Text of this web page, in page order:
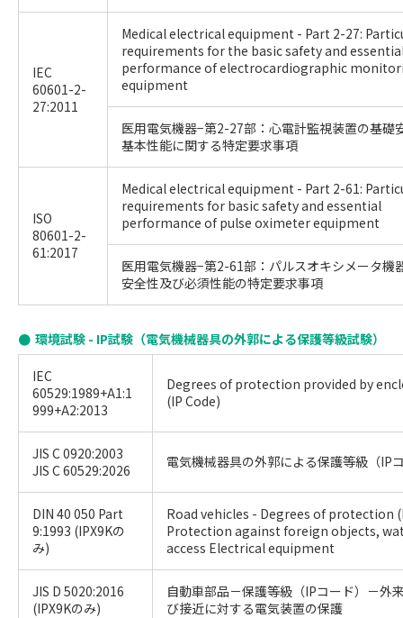
IEC
60601-2-
27:2011
Medical electrical equipment - Part 2-27:
requirements for the basic safety and
performance of electrocardiographic
equipment
医用電気機器−第2-27部：心電計監視装置の基礎
基本性能に関する特定要求事項
ISO
80601-2-
61:2017
Medical electrical equipment - Part 2-61:
requirements for basic safety and essential
performance of pulse oximeter equipment
医用電気機器−第2-61部：パルスオキシメータ機
安全性及び必須性能の特定要求事項
環境試験 - IP試験（電気機械器具の外郭による保護等級試験）
IEC
60529:1989+A1:1
999+A2:2013
Degrees of protection provided by
(IP Code)
JIS C 0920:2003
JIS C 60529:2026
電気機械器具の外郭による保護等級（IP
DIN 40 050 Part
9:1993 (IPX9Kの
み)
Road vehicles - Degrees of protection
Protection against foreign objects,
access Electrical equipment
JIS D 5020:2016
(IPX9Kのみ)
自動車部品－保護等級（IPコード）－外
び接近に対する電気装置の保護